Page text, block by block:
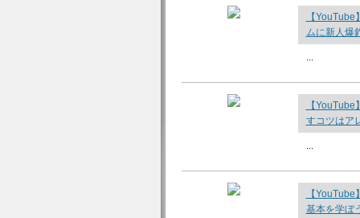
【
ムに新人爆
【
すコツはア
【
基本を学ぼ